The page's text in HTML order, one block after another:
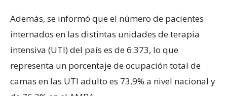
Además, se informó que el número de pacientes
internados en las distintas unidades de terapia
intensiva (UTI) del país es de 6.373, lo que
representa un porcentaje de ocupación total de
camas en las UTI adulto es 73,9% a nivel nacional y